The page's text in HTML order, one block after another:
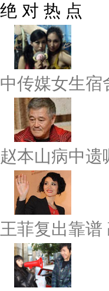
绝 对 热 点
中传媒女生宿
赵本山病中遗
王菲复出靠谱